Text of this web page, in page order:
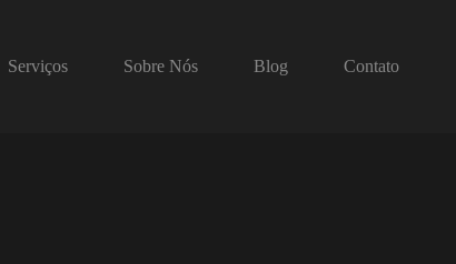
Serviços Sobre Nós Blog Contato